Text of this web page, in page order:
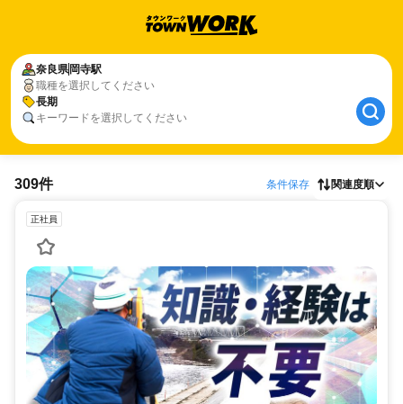
奈良県 岡寺駅
職種を選択してください
長期
キーワードを選択してください
309件 条件保存 関連度順
正社員